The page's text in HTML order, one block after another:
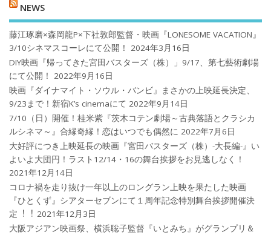
NEWS
藤江琢磨×森岡龍P×下社敦郎監督・映画『LONESOME VACATION』
3/10シネマスコーレにて公開！
2024年3月16日
DIY映画『帰ってきた宮田バスターズ（株）」9/17、第七藝術劇場
にて公開！
2022年9月16日
映画『ダイナマイト・ソウル・バンビ』まさかの上映延長決定、
9/23まで！新宿K’s cinemaにて 2022年9月14日
7/10（日）開催！桂米紫『茨木コテン劇場～古典落語とクラシカ
ルシネマ～』合縁奇縁！恋はいつでも偶然に 2022年7月6日
大好評につき上映延長の映画『宮田バスターズ（株）-大長編-』い
よいよ大団円！ラスト12/14・16の舞台挨拶をお見逃しなく！
2021年12月14日
コロナ禍を⾛り抜け⼀年以上のロングラン上映を果たした映画
『ひとくず』シアターセブンにて１周年記念特別舞台挨拶開催決
定︕︕ 2021年12月3日
大阪アジアン映画祭、横浜聡子監督『いとみち』がグランプリ＆